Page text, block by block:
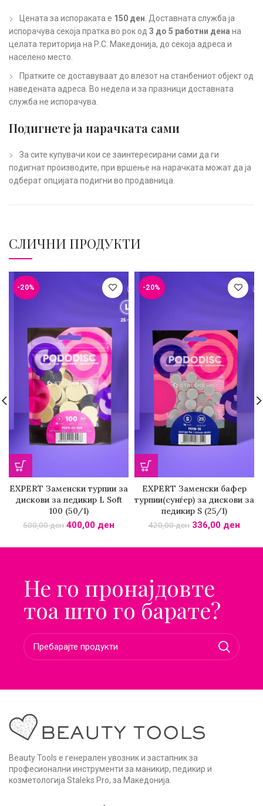
Цената за испораката е 150 ден . Доставната служба ја
испорачува секоја пратка во рок од 3 до 5 работни дена на
целата територија на Р.С. Македонија, до секоја адреса и
населено место.
Пратките се доставуваат до влезот на станбениот објект од
наведената адреса. Во недела и за празници доставната
служба не испорачува.
Подигнете ја нарачката сами
За сите купувачи кои се заинтересирани сами да ги
подигнат производите, при вршење на нарачката можат да ја
одберат опцијата подигни во продавница.
СЛИЧНИ ПРОДУКТИ
-20%
EXPERT Заменски турпии за
дискови за педикир L Soft
100 (50/1)
500,00ден 400,00 ден
-20%
EXPERT Заменски бафер
турпии(сунѓер) за дискови за
педикир S (25/1)
420,00ден 336,00 ден
Не го пронајдовте
тоа што го барате?
Beauty Tools е генерален увозник и застапник за
професионални инструменти за маникир, педикир и
козметологија Staleks Pro, за Македонија.